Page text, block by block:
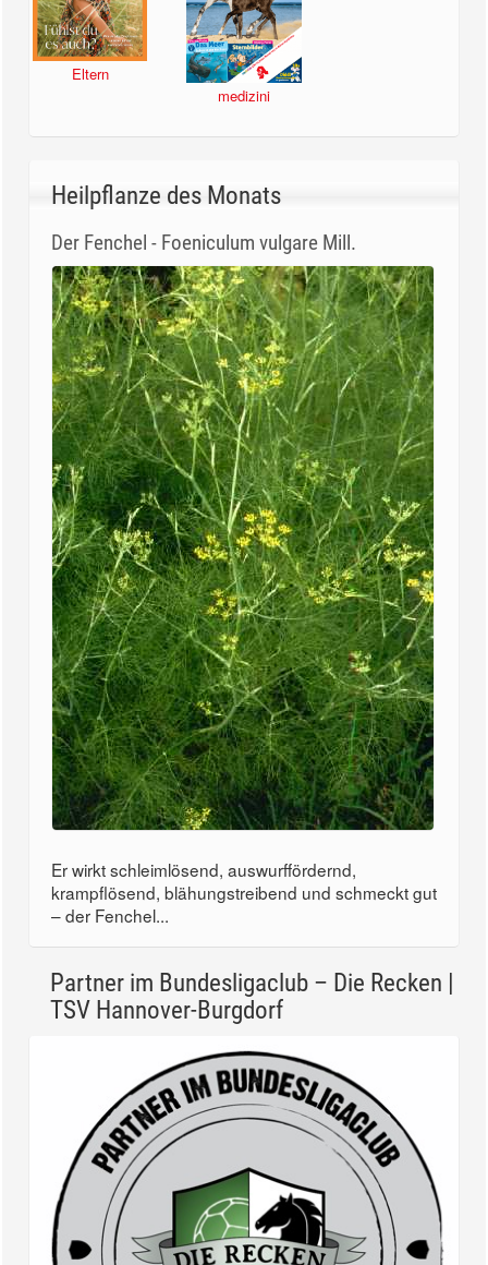
Eltern
medizini
Heilpflanze des Monats
Der Fenchel - Foeniculum vulgare Mill.
Er wirkt schleimlösend, auswurffördernd,
krampflösend, blähungstreibend und schmeckt gut
– der Fenchel...
Partner im Bundesligaclub – Die Recken |
TSV Hannover-Burgdorf